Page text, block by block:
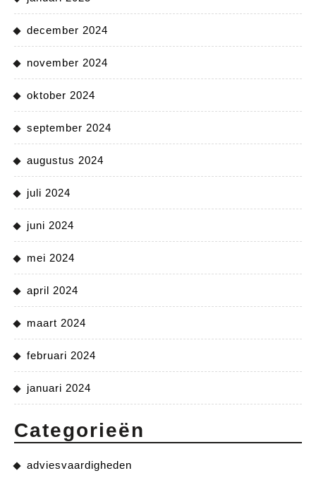
december 2024
november 2024
oktober 2024
september 2024
augustus 2024
juli 2024
juni 2024
mei 2024
april 2024
maart 2024
februari 2024
januari 2024
Categorieën
adviesvaardigheden